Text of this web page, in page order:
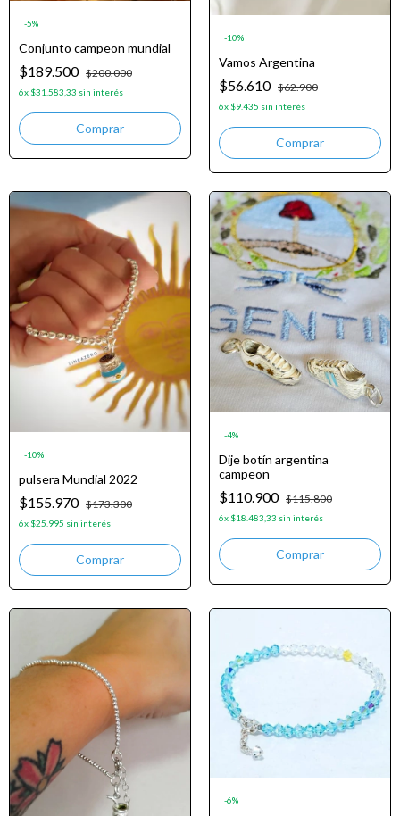
-5%
Conjunto campeon mundial
$189.500 $200.000
6x $31.583,33 sin interés
-10%
Vamos Argentina
$56.610 $62.900
6x $9.435 sin interés
-10%
pulsera Mundial 2022
$155.970 $173.300
6x $25.995 sin interés
-4%
Dije botín argentina
campeon
$110.900 $115.800
6x $18.483,33 sin interés
-6%